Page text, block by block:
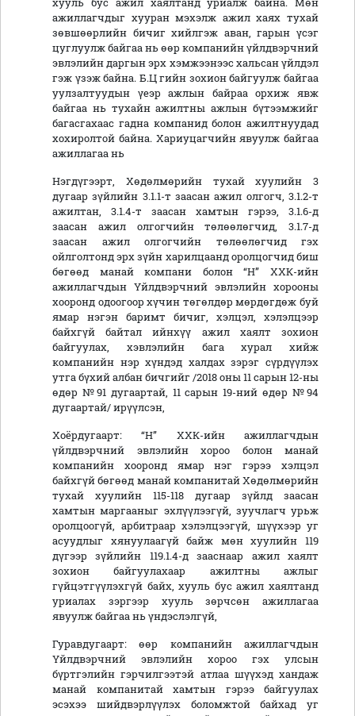
хууль бус ажил хаялтанд уриалж байна. Мөн
ажиллагчдыг хууран мэхэлж ажил хаях тухай
зөвшөөрлийн бичиг хийлгэж аван, гарын үсэг
цуглуулж байгаа нь өөр компанийн үйлдвэрчний
эвлэлийн даргын эрх хэмжээнээс хальсан үйлдэл
гэж үзэж байна. Б.Ц гийн зохион байгуулж байгаа
уулзалтуудын үеэр ажлын байраа орхиж явж
байгаа нь тухайн ажилтны ажлын бүтээмжийг
багасгахаас гадна компанид болон ажилтнуудад
хохиролтой байна. Хариуцагчийн явуулж байгаа
ажиллагаа нь
Нэгдүгээрт, Хөдөлмөрийн тухай хуулийн 3
дугаар зүйлийн 3.1.1-т заасан ажил олгогч, 3.1.2-т
ажилтан, 3.1.4-т заасан хамтын гэрээ, 3.1.6-д
заасан ажил олгогчийн төлөөлөгчид, 3.1.7-д
заасан ажил олгогчийн төлөөлөгчид гэх
ойлголтонд эрх зүйн харилцаанд оролцогчид биш
бөгөөд манай компани болон “Н” ХХК-ийн
ажиллагчдын Үйлдвэрчний эвлэлийн хорооны
хооронд одоогоор хүчин төгөлдөр мөрдөгдөж буй
ямар нэгэн баримт бичиг, хэлцэл, хэлэлцээр
байхгүй байтал ийнхүү ажил хаялт зохион
байгуулах, хэвлэлийн бага хурал хийж
компанийн нэр хүндэд халдах зэрэг сүрдүүлэх
утга бүхий албан бичгийг /2018 оны 11 сарын 12-ны
өдөр №91 дугаартай, 11 сарын 19-ний өдөр №94
дугаартай/ ирүүлсэн,
Хоёрдугаарт: “Н” ХХК-ийн ажиллагчдын
үйлдвэрчний эвлэлийн хороо болон манай
компанийн хооронд ямар нэг гэрээ хэлцэл
байхгүй бөгөөд манай компанитай Хөдөлмөрийн
тухай хуулийн 115-118 дугаар зүйлд заасан
хамтын маргааныг эхлүүлээгүй, зуучлагч урьж
оролцоогүй, арбитраар хэлэлцээгүй, шүүхээр уг
асуудлыг хянуулаагүй байж мөн хуулийн 119
дүгээр зүйлийн 119.1.4-д зааснаар ажил хаялт
зохион байгуулахаар ажилтны ажлыг
гүйцэтгүүлэхгүй байх, хууль бус ажил хаялтанд
уриалах зэргээр хууль зөрчсөн ажиллагаа
явуулж байгаа нь үндэслэлгүй,
Гуравдугаарт: өөр компанийн ажиллагчдын
Үйлдвэрчний эвлэлийн хороо гэх улсын
бүртгэлийн гэрчилгээтэй атлаа шүүхэд хандаж
манай компанитай хамтын гэрээ байгуулах
эсэхээ шийдвэрлүүлэх боломжтой байхад уг